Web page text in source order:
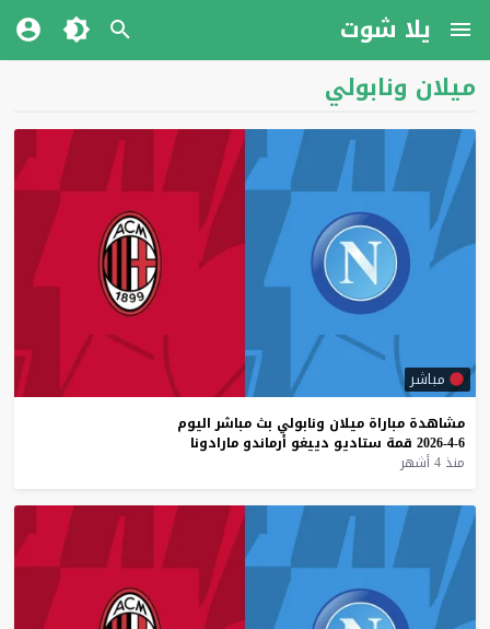
يلا شوت
ميلان ونابولي
مباشر
مشاهدة مباراة ميلان ونابولي بث مباشر اليوم
6-4-2026
قمة ستاديو دييغو أرماندو مارادونا
منذ 4 أشهر